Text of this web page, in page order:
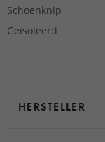
Schoenknip
Geïsoleerd
HERSTELLER